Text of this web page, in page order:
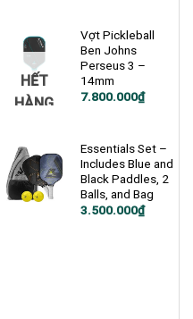
HẾT
HÀNG
Vợt Pickleball
Ben Johns
Perseus 3 –
14mm
7.800.000₫
Essentials Set –
Includes Blue and
Black Paddles, 2
Balls, and Bag
Giá
3.500.000₫
Giá